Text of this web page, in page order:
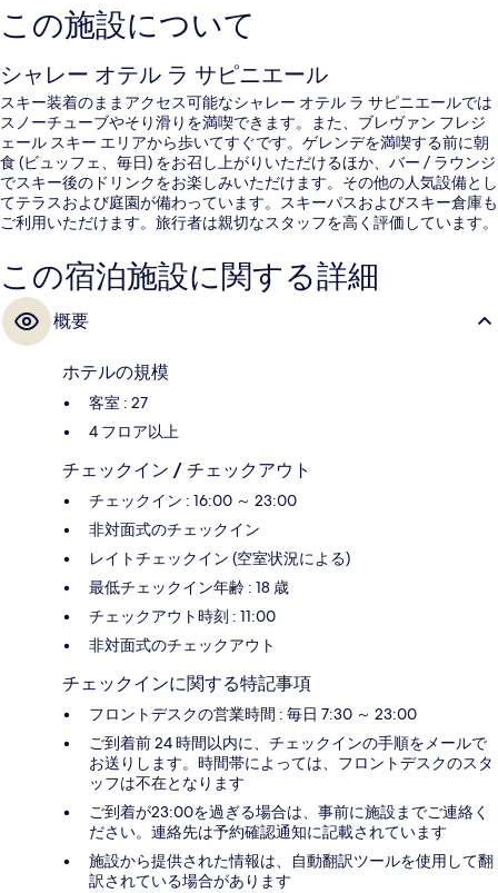
この施設について
シャレー オテル ラ サピニエール
スキー装着のままアクセス可能なシャレー オテル ラ サピニエールでは
スノーチューブやそり滑りを満喫できます。また、ブレヴァン フレジ
ェール スキー エリアから歩いてすぐです。ゲレンデを満喫する前に朝
食 (ビュッフェ、毎日) をお召し上がりいただけるほか、バー / ラウンジ
でスキー後のドリンクをお楽しみいただけます。その他の人気設備とし
てテラスおよび庭園が備わっています。スキーパスおよびスキー倉庫も
ご利用いただけます。旅行者は親切なスタッフを高く評価しています。
この宿泊施設に関する詳細
概要
ホテルの規模
客室 : 27
4 フロア以上
チェックイン / チェックアウト
チェックイン : 16:00 ～ 23:00
非対面式のチェックイン
レイトチェックイン (空室状況による)
最低チェックイン年齢 : 18 歳
チェックアウト時刻 : 11:00
非対面式のチェックアウト
チェックインに関する特記事項
フロントデスクの営業時間 : 毎日 7:30 ～ 23:00
ご到着前 24 時間以内に、チェックインの手順をメールで
お送りします。時間帯によっては、フロントデスクのスタ
ッフは不在となります
ご到着が23:00を過ぎる場合は、事前に施設までご連絡く
ださい。連絡先は予約確認通知に記載されています
施設から提供された情報は、自動翻訳ツールを使用して翻
訳されている場合があります